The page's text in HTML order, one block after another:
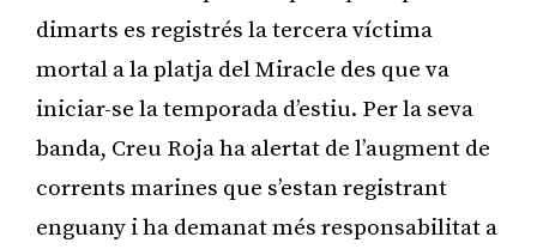
dimarts es registrés la tercera víctima
mortal a la platja del Miracle des que va
iniciar-se la temporada d’estiu. Per la seva
banda, Creu Roja ha alertat de l’augment de
corrents marines que s’estan registrant
enguany i ha demanat més responsabilitat a